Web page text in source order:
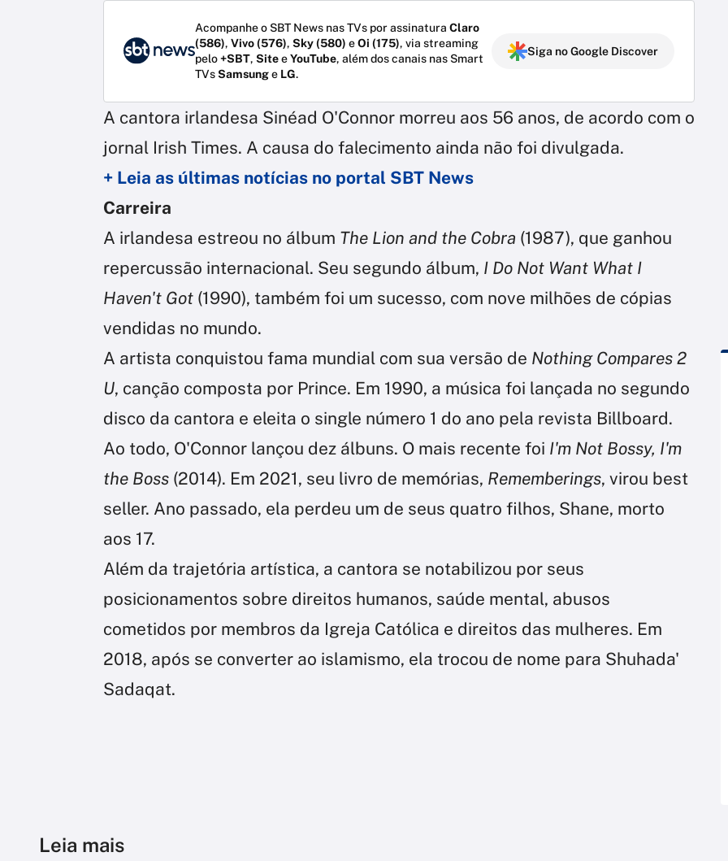
Acompanhe o SBT News nas TVs por assinatura Claro
(586), Vivo (576), Sky (580) eOi (175), via streaming
pelo+SBT, SiteeYouTube, além dos canais nas Smart
TVsSamsunge LG.
Siga no Google Discover
A cantora irlandesa Sinéad O'Connor morreu aos 56 anos, de acordo com o
jornal Irish Times. A causa do falecimento ainda não foi divulgada.
+ Leia as últimas notícias no portal SBT News
Carreira
A irlandesa estreou no álbum The Lion and the Cobra (1987), que ganhou
repercussão internacional. Seu segundo álbum, I Do Not Want What I
Haven't Got (1990), também foi um sucesso, com nove milhões de cópias
vendidas no mundo.
A artista conquistou fama mundial com sua versão de Nothing Compares 2
U, canção composta por Prince. Em 1990, a música foi lançada no segundo
disco da cantora e eleita o single número 1 do ano pela revista Billboard.
Ao todo, O'Connor lançou dez álbuns. O mais recente foi I'm Not Bossy, I'm
the Boss (2014). Em 2021, seu livro de memórias, Rememberings, virou best
seller. Ano passado, ela perdeu um de seus quatro filhos, Shane, morto
aos 17.
Além da trajetória artística, a cantora se notabilizou por seus
posicionamentos sobre direitos humanos, saúde mental, abusos
cometidos por membros da Igreja Católica e direitos das mulheres. Em
2018, após se converter ao islamismo, ela trocou de nome para Shuhada'
Sadaqat.
Leia mais